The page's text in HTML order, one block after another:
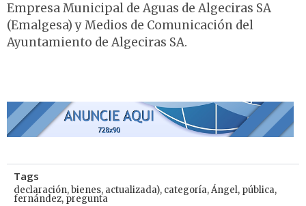
Empresa Municipal de Aguas de Algeciras SA
(Emalgesa) y Medios de Comunicación del
Ayuntamiento de Algeciras SA.
Tags
declaración,bienes, actualizada), categoría,Ángel, pública,
fernández, pregunta